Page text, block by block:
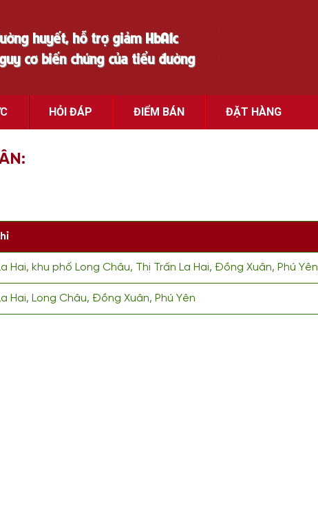
huyết, hỗ trợ giảm HbA1c
cơ biến chứng của tiểu đường
HỎI ĐÁP ĐIỂM BÁN ĐẶT HÀNG
Hai, khu phố Long Châu, Thị Trấn La Hai, Đồng Xuân, Phú Yên
Hai, Long Châu, Đồng Xuân, Phú Yên